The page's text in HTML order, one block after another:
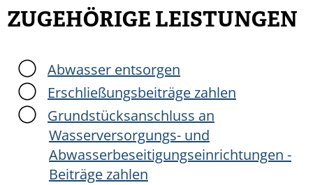
ZUGEHÖRIGE LEISTUNGEN
Abwasser entsorgen
Erschließungsbeiträge zahlen
Grundstücksanschluss an
Wasserversorgungs- und
Abwasserbeseitigungseinrichtungen -
Beiträge zahlen